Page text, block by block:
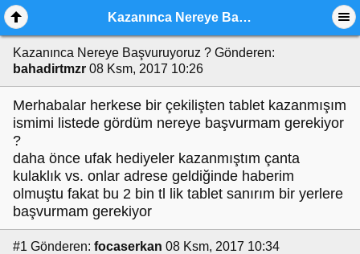
Kazanınca Nereye Başvuruyoruz ?
Kazanınca Nereye Başvuruyoruz ? Gönderen:
bahadirtmzr 08 Ksm, 2017 10:26
Merhabalar herkese bir çekilişten tablet kazanmışım
ismimi listede gördüm nereye başvurmam gerekiyor
?
daha önce ufak hediyeler kazanmıştım çanta
kulaklık vs. onlar adrese geldiğinde haberim
olmuştu fakat bu 2 bin tl lik tablet sanırım bir yerlere
başvurmam gerekiyor
#1 Gönderen: focaserkan 08 Ksm, 2017 10:34